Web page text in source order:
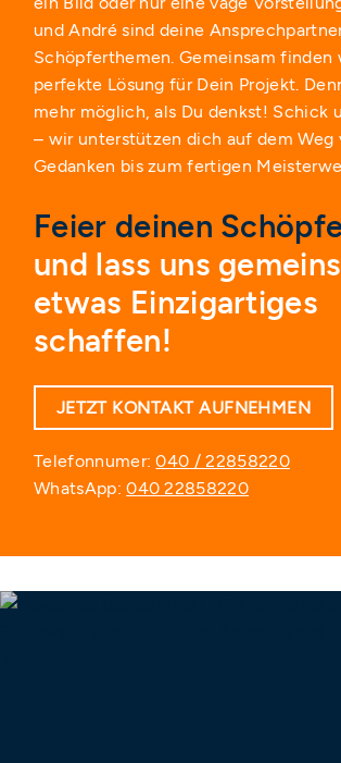
und André sind deine
Schöpferthemen. Gemeinsam finden
perfekte Lösung für Dein Projekt.
mehr möglich, als Du denkst! Schick
– wir unterstützen dich auf dem Weg
Gedanken bis zum fertigen
Feier deinen
und lass uns
etwas Einzigartiges
schaffen!
JETZT KONTAKT AUFNEHMEN
Telefonnumer:040 / 22858220
WhatsApp:040 22858220